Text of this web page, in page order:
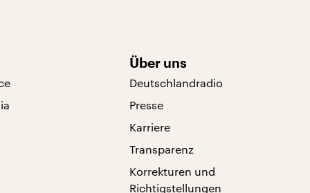
Über uns
Deutschlandradio
Presse
Karriere
Transparenz
Korrekturen und
Richtigstellungen